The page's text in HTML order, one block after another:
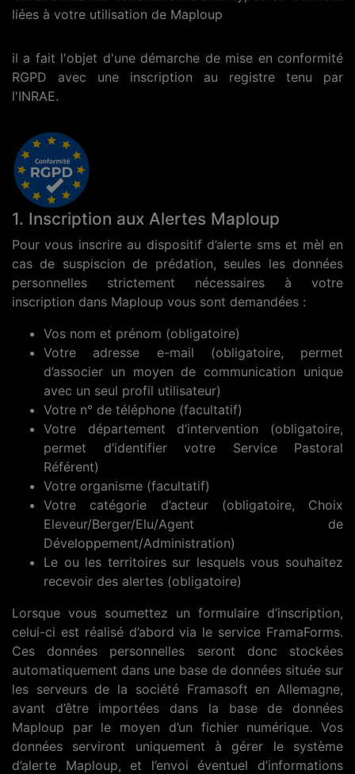
liées à votre utilisation de Maploup
il a fait l'objet d'une démarche de mise en conformité
RGPD avec une inscription au registre tenu par
l'INRAE.
1. Inscription aux Alertes Maploup
Pour vous inscrire au dispositif d’alerte sms et mèl en
cas de suspiscion de prédation, seules les données
personnelles strictement nécessaires à votre
inscription dans Maploup vous sont demandées :
Vos nom et prénom (obligatoire)
Votre adresse e-mail (obligatoire, permet
d’associer un moyen de communication unique
avec un seul profil utilisateur)
Votre n° de téléphone (facultatif)
Votre département d’intervention (obligatoire,
permet d’identifier votre Service Pastoral
Référent)
Votre organisme (facultatif)
Votre catégorie d’acteur (obligatoire, Choix
Eleveur/Berger/Elu/Agent de
Développement/Administration)
Le ou les territoires sur lesquels vous souhaitez
recevoir des alertes (obligatoire)
Lorsque vous soumettez un formulaire d’inscription,
celui-ci est réalisé d’abord via le service FramaForms.
Ces données personnelles seront donc stockées
automatiquement dans une base de données située sur
les serveurs de la société Framasoft en Allemagne,
avant d’être importées dans la base de données
Maploup par le moyen d’un fichier numérique. Vos
données serviront uniquement à gérer le système
d’alerte Maploup, et l’envoi éventuel d’informations